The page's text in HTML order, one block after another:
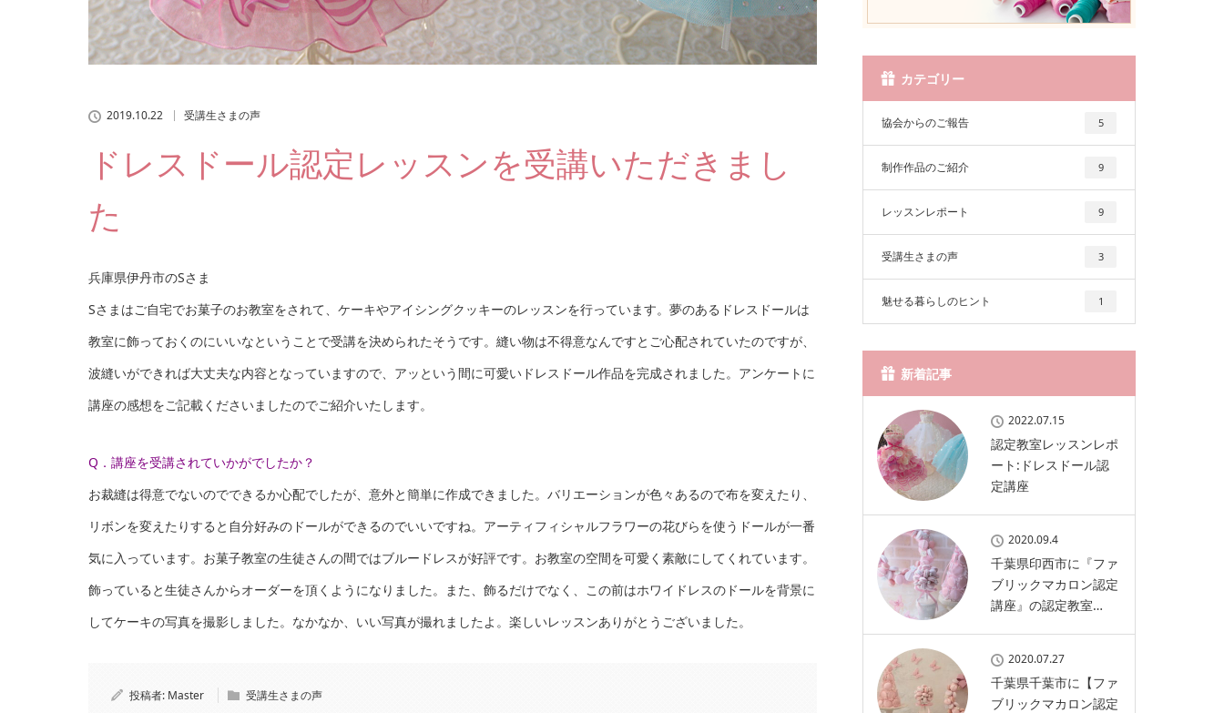
2019.10.22 受講生さまの声
ドレスドール認定レッスンを受講いただきまし
た
兵庫県伊丹市のSさま
Sさまはご自宅でお菓子のお教室をされて、ケーキやアイシングクッキーのレッスンを行っています。夢のあるドレスドールは
教室に飾っておくのにいいなということで受講を決められたそうです。縫い物は不得意なんですとご心配されていたのですが、
波縫いができれば大丈夫な内容となっていますので、アッという間に可愛いドレスドール作品を完成されました。アンケートに
講座の感想をご記載くださいましたのでご紹介いたします。
Q．講座を受講されていかがでしたか？
お裁縫は得意でないのでできるか心配でしたが、意外と簡単に作成できました。バリエーションが色々あるので布を変えたり、
リボンを変えたりすると自分好みのドールができるのでいいですね。アーティフィシャルフラワーの花びらを使うドールが一番
気に入っています。お菓子教室の生徒さんの間ではブルードレスが好評です。お教室の空間を可愛く素敵にしてくれています。
飾っていると生徒さんからオーダーを頂くようになりました。また、飾るだけでなく、この前はホワイドレスのドールを背景に
してケーキの写真を撮影しました。なかなか、いい写真が撮れましたよ。楽しいレッスンありがとうございました。
投稿者: Master 受講生さまの声
カテゴリー
協会からのご報告 5
制作作品のご紹介 9
レッスンレポート 9
受講生さまの声 3
魅せる暮らしのヒント 1
新着記事
2022.07.15
認定教室レッスンレポ
ート:ドレスドール認
定講座
2020.09.4
千葉県印西市に『ファ
ブリックマカロン認定
講座』の認定教室…
2020.07.27
千葉県千葉市に【ファ
ブリックマカロン認定